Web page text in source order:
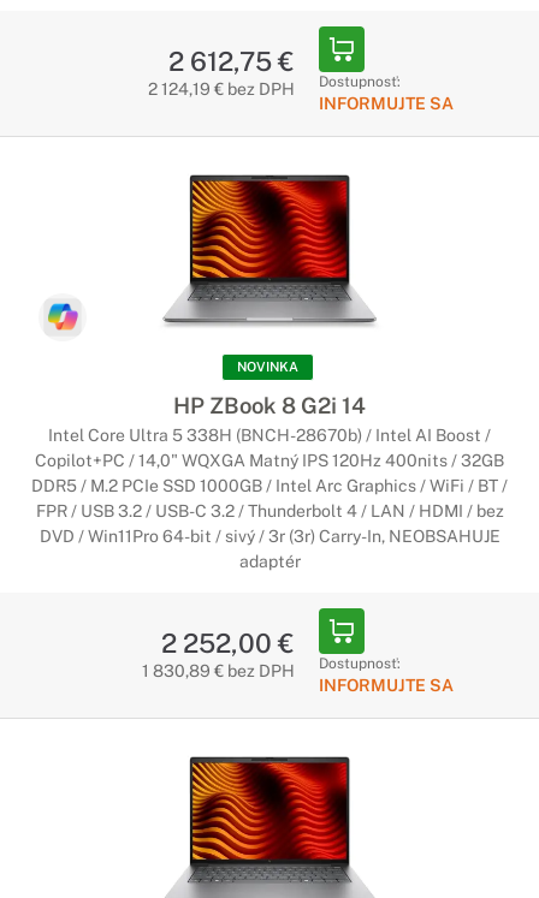
2 612,75 €
2 124,19 € bez DPH Dostupnosť:
INFORMUJTE SA
NOVINKA
HP ZBook 8 G2i 14
Intel Core Ultra 5 338H (BNCH-28670b) / Intel AI Boost /
Copilot+PC / 14,0" WQXGA Matný IPS 120Hz 400nits / 32GB
DDR5 / M.2 PCIe SSD 1000GB / Intel Arc Graphics / WiFi / BT /
FPR / USB 3.2 / USB-C 3.2 / Thunderbolt 4 / LAN / HDMI / bez
DVD / Win11Pro 64-bit / sivý / 3r (3r) Carry-In, NEOBSAHUJE
adaptér
2 252,00 €
1 830,89 € bez DPH Dostupnosť:
INFORMUJTE SA